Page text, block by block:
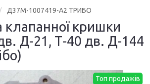
Д37М-1007419-А2 ТРИБО
клапанної кришки
Д-21, Т-40 дв. Д-144
Топ продажів